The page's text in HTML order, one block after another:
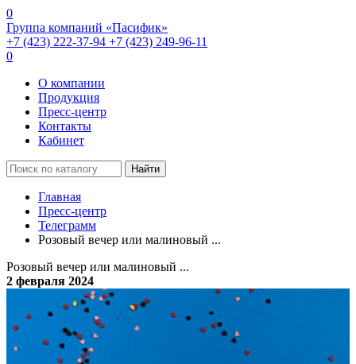
0
Группа компаний «Пасифик»
+7 (423) 222-37-94 +7 (423) 249-96-11
0
О компании
Продукция
Пресс-центр
Контакты
Кабинет
Найти
Главная
Пресс-центр
Телеграмм
Розовый вечер или малиновый ...
Розовый вечер или малиновый ...
2 февраля 2024